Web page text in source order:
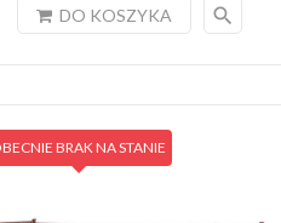
DO KOSZYKA search
BRAK NA STANIE